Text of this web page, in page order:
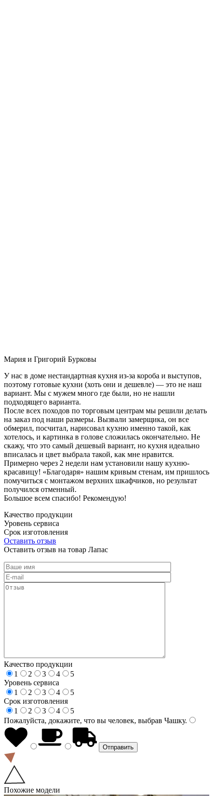
Мария и Григорий Бурковы
У нас в доме нестандартная кухня из-за короба и выступов,
поэтому готовые кухни (хоть они и дешевле) — это не наш
вариант. Мы с мужем много где были, но не нашли
подходящего варианта.
После всех походов по торговым центрам мы решили делать
на заказ под наши размеры. Вызвали замерщика, он все
обмерил, посчитал, нарисовал кухню именно такой, как
хотелось, и картинка в голове сложилась окончательно. Не
скажу, что это самый дешевый вариант, но кухня идеально
вписалась и цвет выбрала такой, как мне нравится.
Примерно через 2 недели нам установили нашу кухню-
красавицу! «Благодаря» нашим кривым стенам, им пришлось
помучиться с монтажом верхних шкафчиков, но результат
получился отменный.
Большое всем спасибо! Рекомендую!
Качество продукции
Уровень сервиса
Срок изготовления
Оставить отзыв
Оставить отзыв на товар Лапас
Качество продукции
1
2 3 4
5
Уровень сервиса
1
2 3 4
5
Срок изготовления
1
2 3 4
5
Пожалуйста, докажите, что вы человек, выбрав Чашку.
Похожие модели